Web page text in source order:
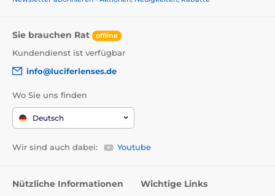
Sie brauchen Rat offline
Kundendienst ist verfügbar
info@luciferlenses.de
Wo Sie uns finden
Deutsch
Wir sind auch dabei: Youtube
Nützliche Informationen Wichtige Links